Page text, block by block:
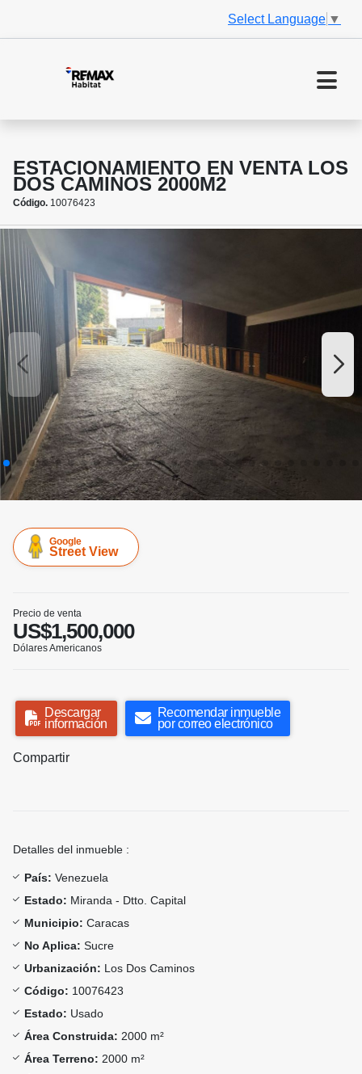
Select Language ▼
ESTACIONAMIENTO EN VENTA LOS
DOS CAMINOS 2000M2
Código. 10076423
Google
Street View
Precio de venta
US$1,500,000
Dólares Americanos
Descargar
información
Recomendar inmueble
por correo electrónico
Compartir
Detalles del inmueble :
País: Venezuela
Estado: Miranda - Dtto. Capital
Municipio: Caracas
No Aplica: Sucre
Urbanización: Los Dos Caminos
Código: 10076423
Estado: Usado
Área Construida: 2000 m²
Área Terreno: 2000 m²